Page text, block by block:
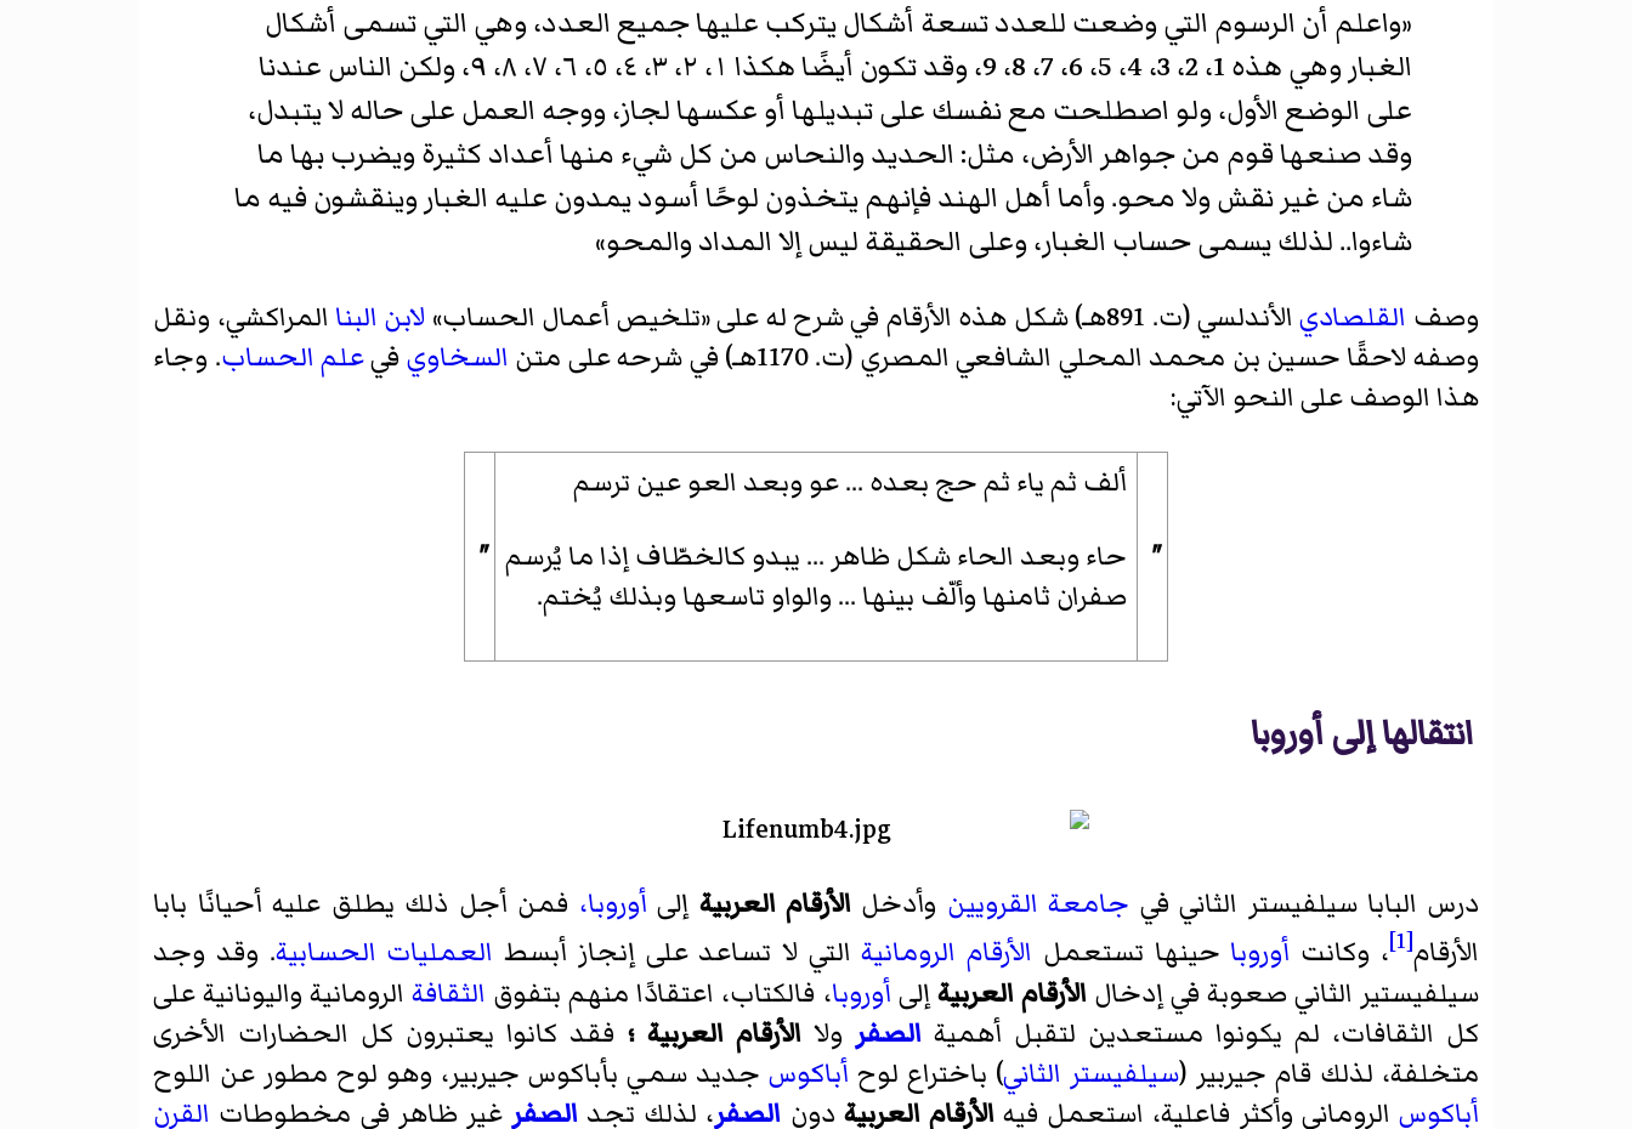
«واعلم أن الرسوم التي وضعت للعدد تسعة أشكال يتركب عليها جميع العدد، وهي التي تسمى أشكال
الغبار وهي هذه 1، 2، 3، 4، 5، 6، 7، 8، 9، وقد تكون أيضًا هكذا ۱، ۲، ۳، ٤، ٥، ٦، ٧، ۸، ۹، ولكن الناس عندنا
على الوضع الأول، ولو اصطلحت مع نفسك على تبديلها أو عكسها لجاز، ووجه العمل على حاله لا يتبدل،
وقد صنعها قوم من جواهر الأرض، مثل: الحديد والنحاس من كل شيء منها أعداد كثيرة ويضرب بها ما
شاء من غير نقش ولا محو. وأما أهل الهند فإنهم يتخذون لوحًا أسود يمدون عليه الغبار وينقشون فيه ما
شاءوا.. لذلك يسمى حساب الغبار، وعلى الحقيقة ليس إلا المداد والمحو»
وصف القلصاديالأندلسي (ت. 891هـ) شكل هذه الأرقام في شرح له على «تلخيص أعمال الحساب» لابن البنا المراكشي، ونقل
وصفه لاحقًا حسين بن محمد المحلي الشافعي المصري (ت. 1170هـ) في شرحه على متن السخاوي فيعلم الحساب. وجاء
هذا الوصف على النحو الآتي:
"
ألف ثم ياء ثم حج بعده ... عو وبعد العو عين ترسم
حاء وبعد الحاء شكل ظاهر ... يبدو كالخطّاف إذا ما يُرسم
صفران ثامنها وألّف بينها ... والواو تاسعها وبذلك يُختم.
"
انتقالها إلى أوروبا
درس البابا سيلفيستر الثاني في جامعة القرويين وأدخل الأرقام العربية إلى أوروبا، فمن أجل ذلك يطلق عليه أحيانًا بابا
الأرقام[1] ، وكانت أوروبا حينها تستعمل الأرقام الرومانيةالتي لا تساعد على إنجاز أبسط العمليات الحسابية. وقد وجد
سيلفيستير الثاني صعوبة في إدخال الأرقام العربيةإلى أوروبا، فالكتاب، اعتقادًا منهم بتفوق الثقافةالرومانية واليونانية على
كل الثقافات، لم يكونوا مستعدين لتقبل أهمية الصفر ولا الأرقام العربية ؛ فقد كانوا يعتبرون كل الحضارات الأخرى
متخلفة، لذلك قام جيربير (سيلفيستر الثاني) باختراع لوح أباكوسجديد سمي بأباكوس جيربير، وهو لوح مطور عن اللوح
أباكوس الروماني وأكثر فاعلية، استعمل فيه الأرقام العربية دون الصفر، لذلك تجد الصفر غير ظاهر في مخطوطات القرن